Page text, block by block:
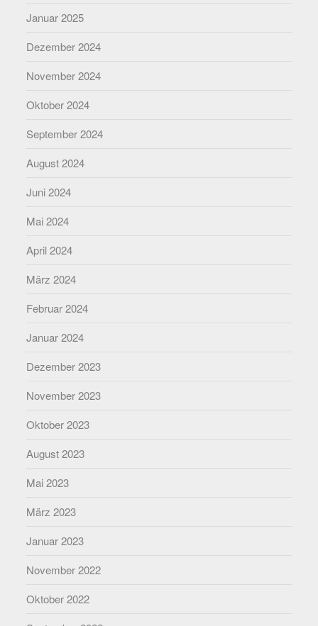
Januar 2025
Dezember 2024
November 2024
Oktober 2024
September 2024
August 2024
Juni 2024
Mai 2024
April 2024
März 2024
Februar 2024
Januar 2024
Dezember 2023
November 2023
Oktober 2023
August 2023
Mai 2023
März 2023
Januar 2023
November 2022
Oktober 2022